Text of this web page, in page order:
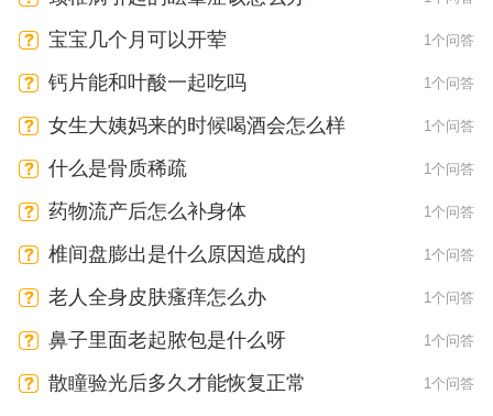
宝宝几个月可以开荤 1个问答
钙片能和叶酸一起吃吗 1个问答
女生大姨妈来的时候喝酒会怎么样 1个问答
什么是骨质稀疏 1个问答
药物流产后怎么补身体 1个问答
椎间盘膨出是什么原因造成的 1个问答
老人全身皮肤瘙痒怎么办 1个问答
鼻子里面老起脓包是什么呀 1个问答
散瞳验光后多久才能恢复正常 1个问答